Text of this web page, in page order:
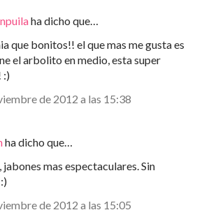
ha dicho que…
que bonitos!! el que mas me gusta es
el arbolito en medio, esta super
:)
de 2012 a las 15:38
ha dicho que…
mas espectaculares. Sin
de 2012 a las 15:05